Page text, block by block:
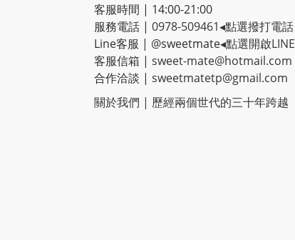
客服時間 | 14:00-21:00
服務電話 | 0978-509461◂點選撥打電話
Line客服 | @sweetmate◂點選開啟LINE
客服信箱 | sweet-mate@hotmail.com
合作洽談 | sweetmatetp@gmail.com
關於我們 | 歷經兩個世代的三十年跨越